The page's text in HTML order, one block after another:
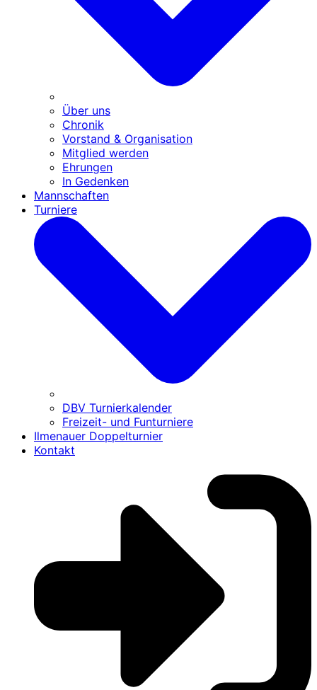
Über uns
Chronik
Vorstand & Organisation
Mitglied werden
Ehrungen
In Gedenken
Mannschaften
Turniere
DBV Turnierkalender
Freizeit- und Funturniere
Ilmenauer Doppelturnier
Kontakt